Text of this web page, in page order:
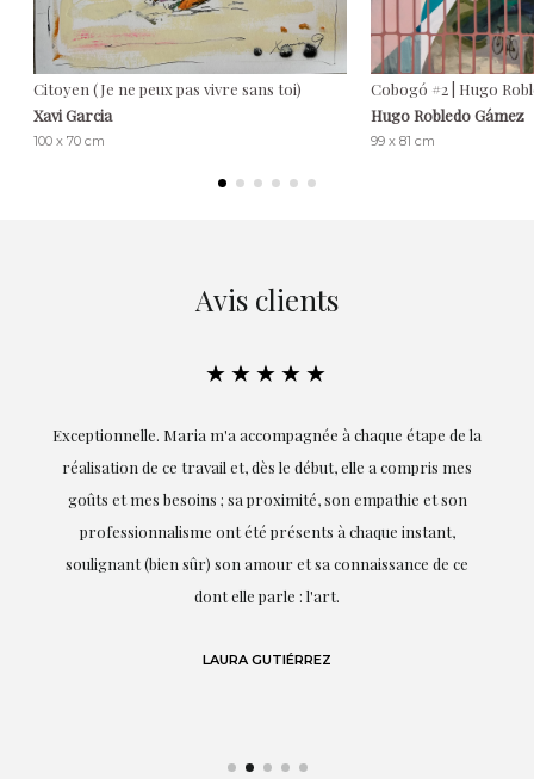
Citoyen (Je ne peux pas vivre sans toi)
Xavi Garcia
100 x 70 cm
Cobogó #2 | Hugo
Hugo Robledo Gámez
99 x 81 cm
Avis clients
★★★★★
Exceptionnelle. Maria m'a accompagnée à chaque étape de la
réalisation de ce travail et, dès le début, elle a compris mes
goûts et mes besoins ; sa proximité, son empathie et son
professionnalisme ont été présents à chaque instant,
soulignant (bien sûr) son amour et sa connaissance de ce
dont elle parle : l'art.
LAURA GUTIÉRREZ